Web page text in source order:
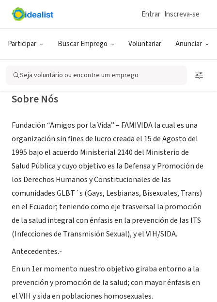
Participar Buscar Emprego Voluntariar Anunciar
Entrar Inscreva-se
Seja voluntário ou encontre um emprego
ONG (SETOR SOCIAL)
Fundación Amigos por la Vida
Sobre Nós
Fundación “Amigos por la Vida” – FAMIVIDA la cual es una
organización sin fines de lucro creada el 15 de Agosto del
1995 bajo el acuerdo Ministerial 2140 del Ministerio de
Salud Pública y cuyo objetivo es la Defensa y Promoción de
los Derechos Humanos y Constitucionales de las
comunidades GLBT´s (Gays, Lesbianas, Bisexuales, Trans)
en el Ecuador; teniendo como eje trasversal la promoción
de la salud integral con énfasis en la prevención de las ITS
(Infecciones de Transmisión Sexual), y el VIH/SIDA.
Antecedentes.-
En un 1er momento nuestro objetivo giraba entorno a la
prevención y promoción de la salud; con mayor énfasis en
el VIH y sida en poblaciones homosexuales.